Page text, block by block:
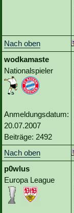
Nach oben
wodkamaste
Nationalspieler
Anmeldungsdatum:
20.07.2007
Beiträge: 2492
Nach oben
p0wlus
Europa League